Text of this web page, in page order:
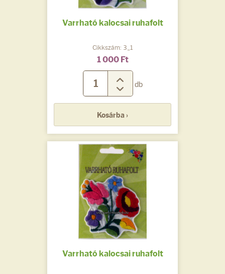
Varrható kalocsai ruhafolt
Cikkszám: 3_1
1 000 Ft
db
Kosárba ›
Varrható kalocsai ruhafolt